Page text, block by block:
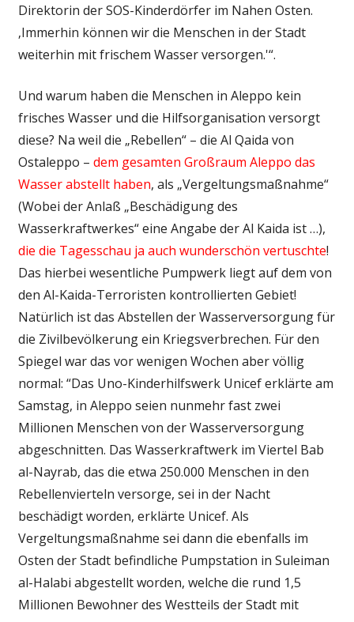
Direktorin der SOS-Kinderdörfer im Nahen Osten.
‚Immerhin können wir die Menschen in der Stadt
weiterhin mit frischem Wasser versorgen.'“.
Und warum haben die Menschen in Aleppo kein
frisches Wasser und die Hilfsorganisation versorgt
diese? Na weil die „Rebellen“ – die Al Qaida von
Ostaleppo – dem gesamten Großraum Aleppo das
Wasser abstellt haben, als „Vergeltungsmaßnahme“
(Wobei der Anlaß „Beschädigung des
Wasserkraftwerkes“ eine Angabe der Al Kaida ist …),
die die Tagesschau ja auch wunderschön vertuschte!
Das hierbei wesentliche Pumpwerk liegt auf dem von
den Al-Kaida-Terroristen kontrollierten Gebiet!
Natürlich ist das Abstellen der Wasserversorgung für
die Zivilbevölkerung ein Kriegsverbrechen. Für den
Spiegel war das vor wenigen Wochen aber völlig
normal: “Das Uno-Kinderhilfswerk Unicef erklärte am
Samstag, in Aleppo seien nunmehr fast zwei
Millionen Menschen von der Wasserversorgung
abgeschnitten. Das Wasserkraftwerk im Viertel Bab
al-Nayrab, das die etwa 250.000 Menschen in den
Rebellenvierteln versorge, sei in der Nacht
beschädigt worden, erklärte Unicef. Als
Vergeltungsmaßnahme sei dann die ebenfalls im
Osten der Stadt befindliche Pumpstation in Suleiman
al-Halabi abgestellt worden, welche die rund 1,5
Millionen Bewohner des Westteils der Stadt mit